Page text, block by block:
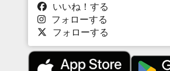
いいね！する
フォローする
フォローする